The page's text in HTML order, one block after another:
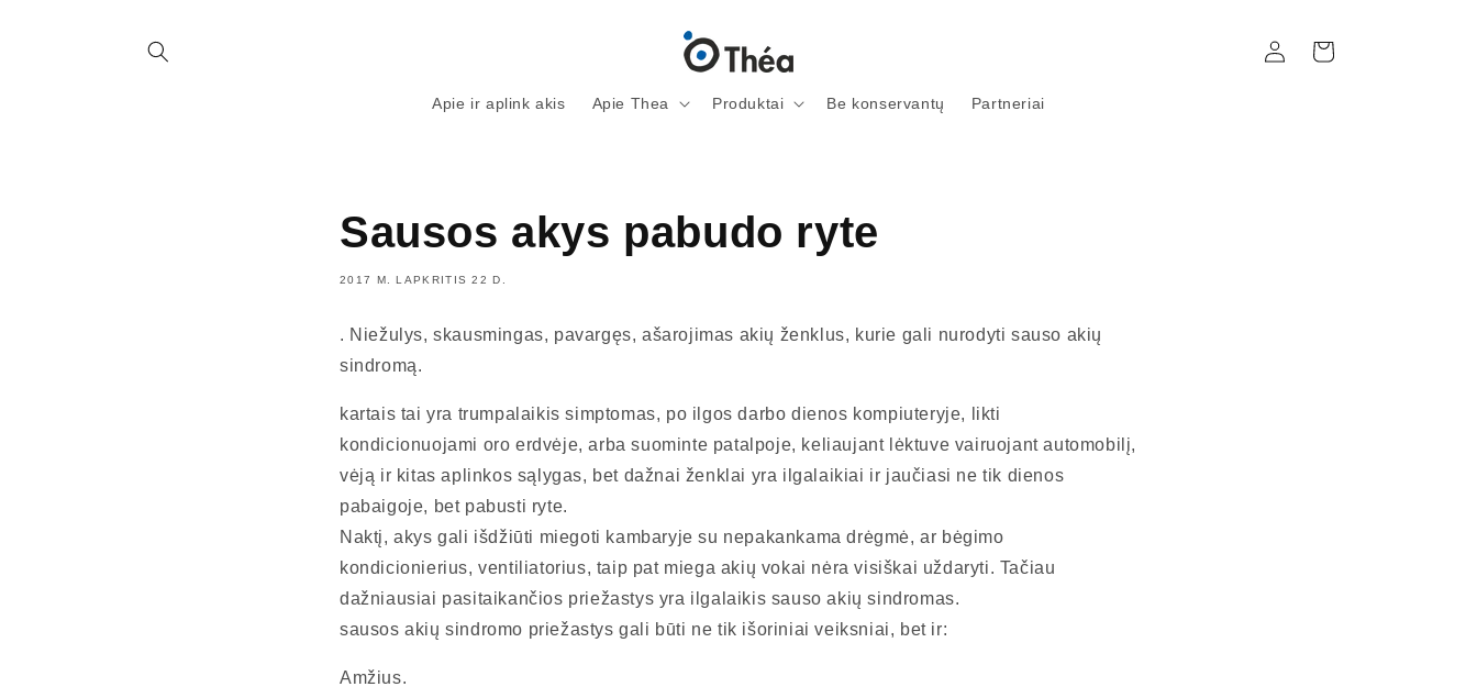
Apie ir aplink akis Apie Thea Produktai Be konservantų Partneriai
PrisijungtiKrepšelis
Sausos akys pabudo ryte
2017 M. LAPKRITIS 22 D.
. Niežulys, skausmingas, pavargęs, ašarojimas akių ženklus, kurie gali nurodyti sauso akių
sindromą.
kartais tai yra trumpalaikis simptomas, po ilgos darbo dienos kompiuteryje, likti
kondicionuojami oro erdvėje, arba suominte patalpoje, keliaujant lėktuve vairuojant automobilį,
vėją ir kitas aplinkos sąlygas, bet dažnai ženklai yra ilgalaikiai ir jaučiasi ne tik dienos
pabaigoje, bet pabusti ryte.
Naktį, akys gali išdžiūti miegoti kambaryje su nepakankama drėgmė, ar bėgimo
kondicionierius, ventiliatorius, taip pat miega akių vokai nėra visiškai uždaryti. Tačiau
dažniausiai pasitaikančios priežastys yra ilgalaikis sauso akių sindromas.
sausos akių sindromo priežastys gali būti ne tik išoriniai veiksniai, bet ir:
Amžius.